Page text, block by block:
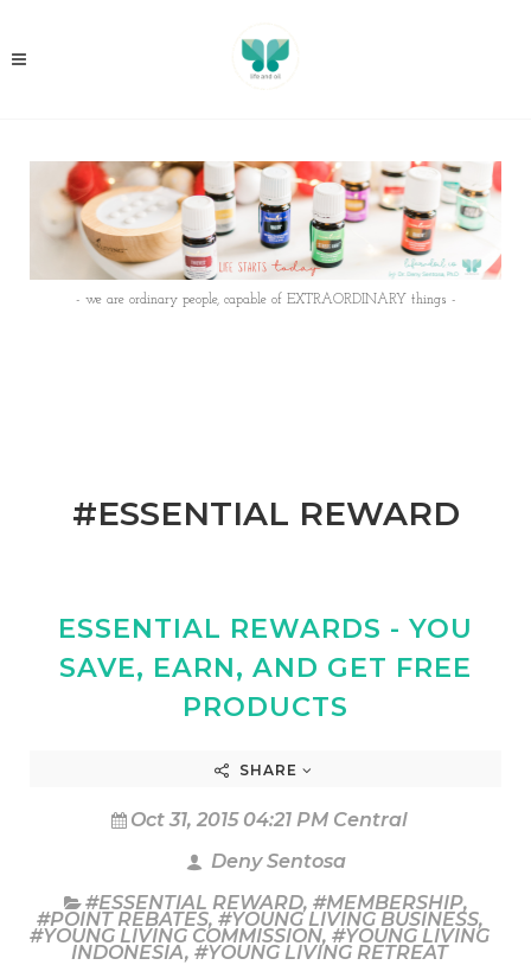
- we are ordinary people, capable of EXTRAORDINARY things -
#ESSENTIAL REWARD
ESSENTIAL REWARDS - YOU
SAVE, EARN, AND GET FREE
PRODUCTS
SHARE
Oct 31, 2015 04:21 PM Central
Deny Sentosa
#ESSENTIAL REWARD, #MEMBERSHIP,
#POINT REBATES, #YOUNG LIVING BUSINESS,
#YOUNG LIVING COMMISSION, #YOUNG LIVING
INDONESIA, #YOUNG LIVING RETREAT